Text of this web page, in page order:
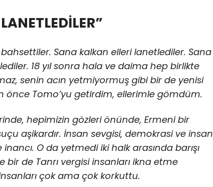
bahsettiler. Sana kalkan elleri lanetlediler. Sana
18 yıl sonra hala ve daima hep birlikte
senin acın yetmiyormuş gibi bir de yenisi
önce Tomo’yu getirdim, ellerimle gömdüm.
hepimizin gözleri önünde, Ermeni bir
aşikardır. İnsan sevgisi, demokrasi ve insan
O da yetmedi iki halk arasında barışı
bir de Tanrı vergisi insanları ikna etme
çok ama çok korkuttu.